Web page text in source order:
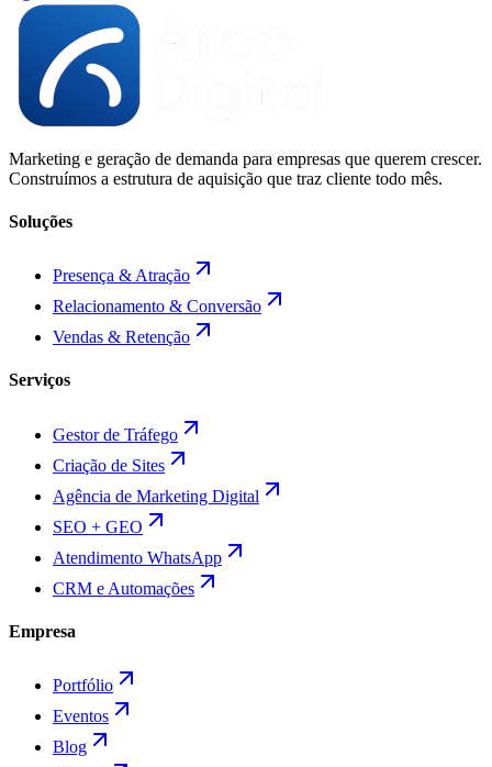
Marketing e geração de demanda para empresas que querem crescer.
Construímos a estrutura de aquisição que traz cliente todo mês.
Soluções
Presença & Atração
Relacionamento & Conversão
Vendas & Retenção
Serviços
Gestor de Tráfego
Criação de Sites
Agência de Marketing Digital
SEO + GEO
Atendimento WhatsApp
CRM e Automações
Empresa
Portfólio
Eventos
Blog